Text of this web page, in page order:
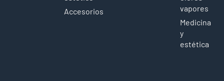
Accesorios
vapores
Medicina
y
estética